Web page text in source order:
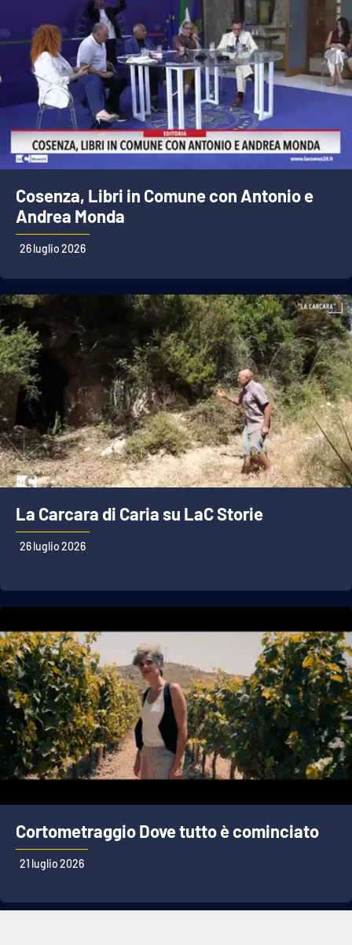
Cosenza, Libri in Comune con Antonio e
Andrea Monda
26 luglio 2026
La Carcara di Caria su LaC Storie
26 luglio 2026
Cortometraggio Dove tutto è cominciato
21 luglio 2026